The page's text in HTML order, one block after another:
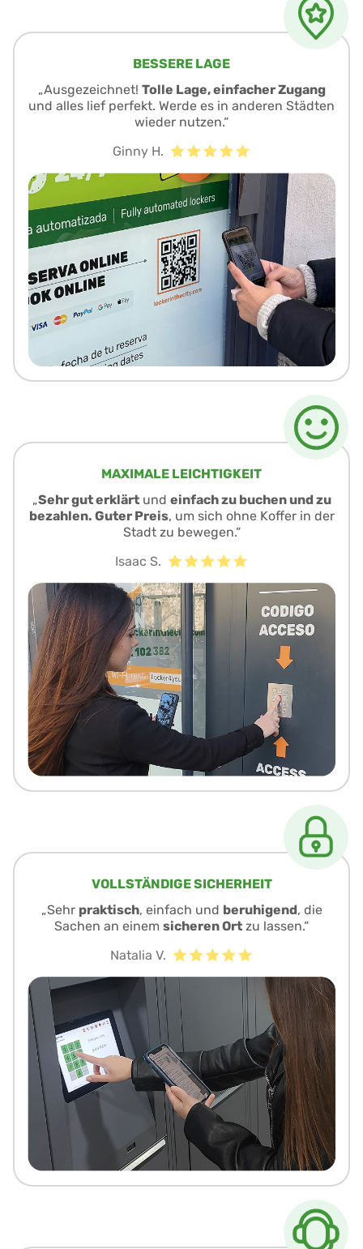
BESSERE LAGE
„Ausgezeichnet! Tolle Lage, einfacher Zugang
und alles lief perfekt. Werde es in anderen Städten
wieder nutzen.“
Ginny H.
MAXIMALE LEICHTIGKEIT
„Sehr gut erklärtund einfach zu buchen und zu
bezahlen. Guter Preis, um sich ohne Koffer in der
Stadt zu bewegen.“
Isaac S.
VOLLSTÄNDIGE SICHERHEIT
„Sehr praktisch, einfach und beruhigend, die
Sachen an einem sicheren Ort zu lassen.“
Natalia V.